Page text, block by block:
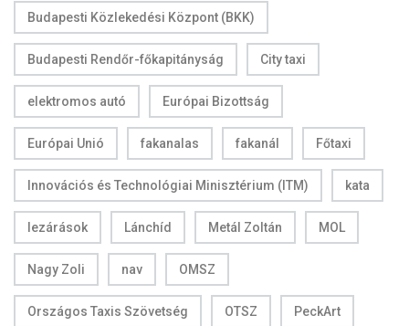
Budapesti Közlekedési Központ (BKK)
Budapesti Rendőr-főkapitányság City taxi
elektromos autó Európai Bizottság
Európai Unió fakanalas fakanál Főtaxi
Innovációs és Technológiai Minisztérium (ITM) kata
lezárások Lánchíd Metál Zoltán MOL
Nagy Zoli nav OMSZ
Országos Taxis Szövetség OTSZ PeckArt